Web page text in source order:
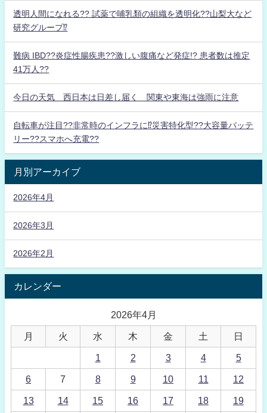
透明人間になれる?? 試薬で哺乳類の組織を透明化??山梨大など
研究グループ⁉
難病 IBD??炎症性腸疾患??激しい腹痛など発症!? 患者数は推定
41万人??
今日の天気 西日本は日差し届く 関東や東海は強雨に注意
自転車が注目??非常時のインフラに⁉災害特化型??大容量バッテ
リー??スマホへ充電??
月別アーカイブ
2026年4月
2026年3月
2026年2月
カレンダー
2026年4月
月 火 水 木 金 土 日
1 2 3 4 5
6 7 8 9 10 11 12
13 14 15 16 17 18 19